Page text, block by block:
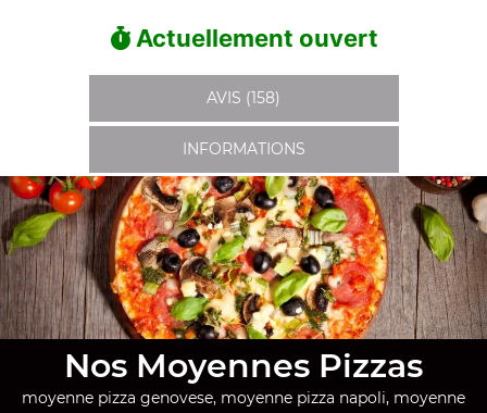
Actuellement ouvert
AVIS (158)
INFORMATIONS
Nos Moyennes Pizzas
moyenne pizza genovese, moyenne pizza napoli, moyenne